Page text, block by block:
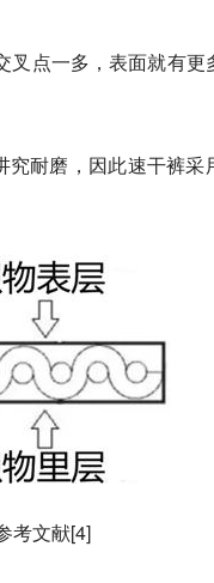
叉点一多，表面就有更
究耐磨，因此速干裤采
考文献[4]